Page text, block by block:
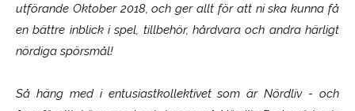
utförande Oktober 2018, och ger allt för att ni ska kunna få
en bättre inblick i spel, tillbehör, hårdvara och andra härligt
nördiga spörsmål!
Så häng med i entusiastkollektivet som ärNördliv- och